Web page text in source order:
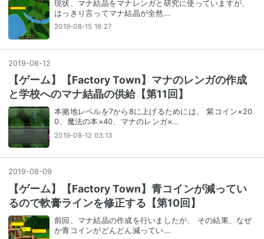
現状、マナ結晶をマナレンガと研究に使っていますが、
はっきり言ってマナ結晶が全然…
2019-08-15 16:27
2019-08-12
【ゲーム】【Factory Town】マナのレンガの作成
と学校へのマナ結晶の供給【第11回】
本拠地レベルを7から8に上げるためには、 紫コイン×20
0、魔法の本×40、マナのレンガ×…
2019-08-12 03:13
2019-08-09
【ゲーム】【Factory Town】青コインが減ってい
るので軟膏ラインを修正する【第10回】
前回、マナ結晶の作成を行いましたが、 その結果、なぜ
か青コインがどんどん減ってい…